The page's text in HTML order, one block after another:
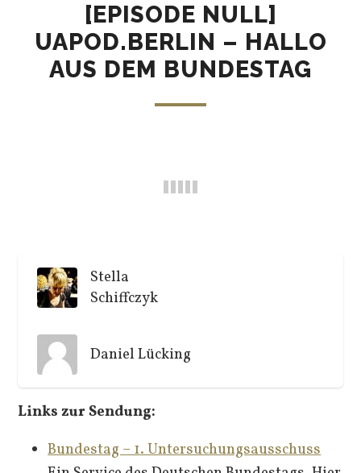
[EPISODE NULL]
UAPOD.BERLIN – HALLO
AUS DEM BUNDESTAG
Stella
Schiffczyk
Daniel Lücking
Links zur Sendung:
Bundestag – 1. Untersuchungsausschuss